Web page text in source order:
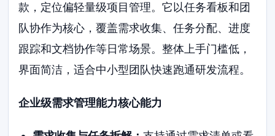
款，定位偏轻量级项目管理。它以任务看板和团
队协作为核心，覆盖需求收集、任务分配、进度
跟踪和文档协作等日常场景。整体上手门槛低，
界面简洁，适合中小型团队快速跑通研发流程。
企业级需求管理能力核心能力